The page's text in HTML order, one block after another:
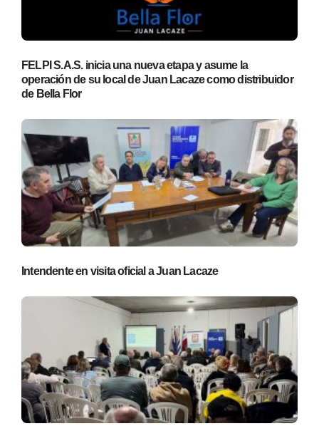
FELPI S.A.S. inicia una nueva etapa y asume la
operación de su local de Juan Lacaze como distribuidor
de Bella Flor
Intendente en visita oficial a Juan Lacaze